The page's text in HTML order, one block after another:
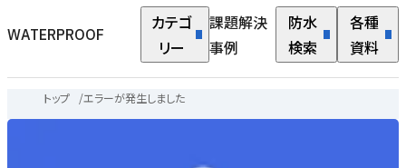
WATERPROOF
カテゴ
リー
課題解決
事例
防水
検索
各種
資料
トップ /エラーが発生しました